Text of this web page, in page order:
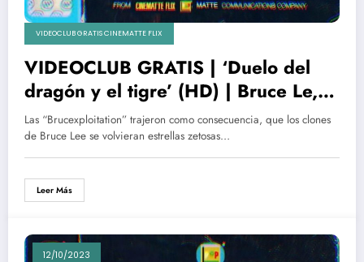
VIDEOCLUB GRATIS CINEMATTE FLIX
VIDEOCLUB GRATIS | ‘Duelo del
dragón y el tigre’ (HD) | Bruce Le,
Nadiuska, el Rubio de Verano Azul
y El Torete
Las “Brucexploitation” trajeron como consecuencia, que los clones
de Bruce Lee se volvieran estrellas zetosas…
Leer Más
12/10/2023